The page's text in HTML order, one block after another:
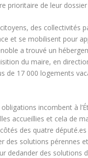
prioritaire de leur
des collectivités
et se mobilisent pour
a trouvé un
du maire, en
de 17 000 logements
incombent à
accueillies et cela de
des quatre député.es
des solutions pérennes
dedander des solutions